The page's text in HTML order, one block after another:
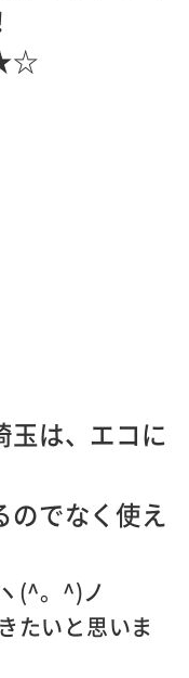
★☆
玉は、エコに
のでなく使え
(^。^)ノ
たいと思いま